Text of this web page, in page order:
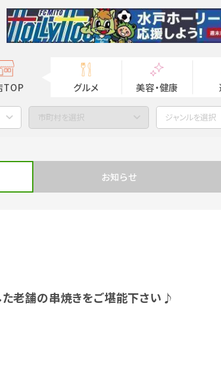
TOP グルメ 美容・健康
市町村を選択 ジャンルを選択
お知らせ
老舗の串焼きをご堪能下さい♪